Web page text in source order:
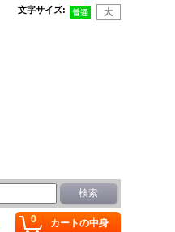
文字サイズ:
0 カートの中身